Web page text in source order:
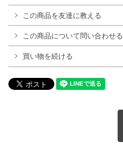
この商品を友達に教える
この商品について問い合わせる
買い物を続ける